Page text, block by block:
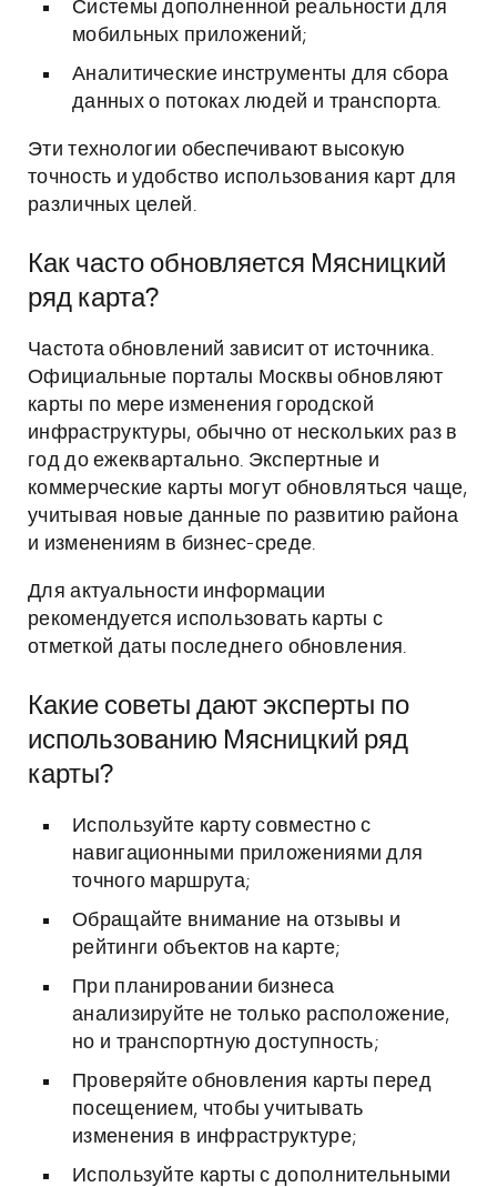
Системы дополненной реальности для
мобильных приложений;
Аналитические инструменты для сбора
данных о потоках людей и транспорта.
Эти технологии обеспечивают высокую
точность и удобство использования карт для
различных целей.
Как часто обновляется Мясницкий
ряд карта?
Частота обновлений зависит от источника.
Официальные порталы Москвы обновляют
карты по мере изменения городской
инфраструктуры, обычно от нескольких раз в
год до ежеквартально. Экспертные и
коммерческие карты могут обновляться чаще,
учитывая новые данные по развитию района
и изменениям в бизнес-среде.
Для актуальности информации
рекомендуется использовать карты с
отметкой даты последнего обновления.
Какие советы дают эксперты по
использованию Мясницкий ряд
карты?
Используйте карту совместно с
навигационными приложениями для
точного маршрута;
Обращайте внимание на отзывы и
рейтинги объектов на карте;
При планировании бизнеса
анализируйте не только расположение,
но и транспортную доступность;
Проверяйте обновления карты перед
посещением, чтобы учитывать
изменения в инфраструктуре;
Используйте карты с дополнительными